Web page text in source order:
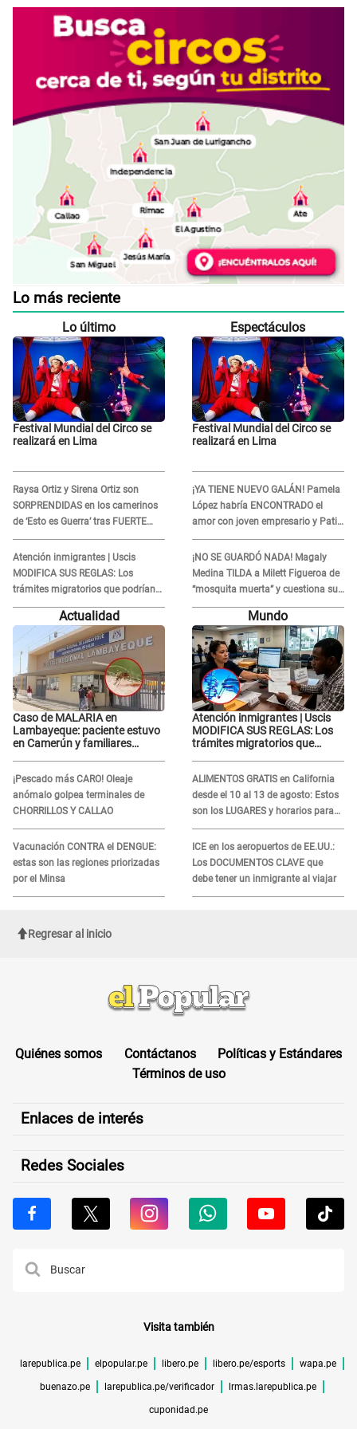
Lo más reciente
Lo último
Festival Mundial del Circo se
realizará en Lima
Raysa Ortiz y Sirena Ortiz son
SORPRENDIDAS en los camerinos
de ‘Esto es Guerra’ tras FUERTE
ENFRENTAMIENTO con Gabriel
Moisés: “Gracias”
Atención inmigrantes | Uscis
MODIFICA SUS REGLAS: Los
trámites migratorios que podrían
necesitar tu prueba de ADN
Espectáculos
Festival Mundial del Circo se
realizará en Lima
¡YA TIENE NUEVO GALÁN! Pamela
López habría ENCONTRADO el
amor con joven empresario y Pati
Lorena la ECHA en VIVO
¡NO SE GUARDÓ NADA! Magaly
Medina TILDA a Milett Figueroa de
“mosquita muerta” y cuestiona su
RECONCILIACIÓN con Marcelo
Tinelli en TV argentina
Actualidad
Caso de MALARIA en
Lambayeque: paciente estuvo
en Camerún y familiares
¡Pescado más CARO! Oleaje
anómalo golpea terminales de
CHORRILLOS Y CALLAO
Vacunación CONTRA el DENGUE:
estas son las regiones priorizadas
por el Minsa
Mundo
Atención inmigrantes | Uscis
MODIFICA SUS REGLAS: Los
trámites migratorios que
ALIMENTOS GRATIS en California
desde el 10 al 13 de agosto: Estos
son los LUGARES y horarios para
recibir la ayuda
ICE en los aeropuertos de EE.UU.:
Los DOCUMENTOS CLAVE que
debe tener un inmigrante al viajar
Regresar al inicio
Quiénes somos Contáctanos
Políticas y Estándares
Términos de uso
Enlaces de interés
Redes Sociales
Visita también
larepublica.pe elpopular.pe libero.pe libero.pe/esports wapa.pe
buenazo.pe larepublica.pe/verificador lrmas.larepublica.pe
cuponidad.pe